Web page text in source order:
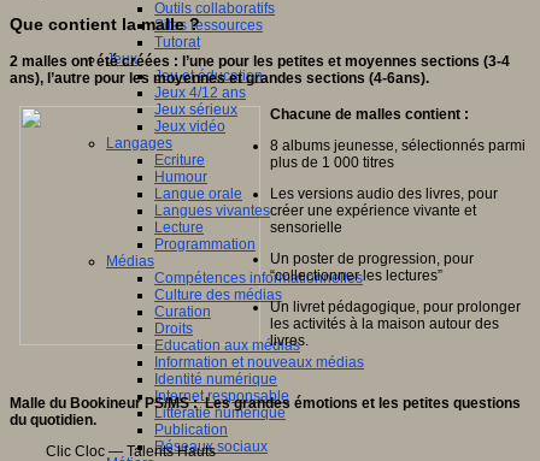
Outils collaboratifs
Sites ressources
Tutorat
Jeux
Jeu et éducation
Jeux 4/12 ans
Jeux sérieux
Jeux vidéo
Langages
Ecriture
Humour
Langue orale
Langues vivantes
Lecture
Programmation
Médias
Compétences informationnelles
Culture des médias
Curation
Droits
Education aux médias
Information et nouveaux médias
Identité numérique
Internet responsable
Littératie numérique
Publication
Réseaux sociaux
Que contient la malle ?
2 malles ont été créées : l’une pour les petites et moyennes sections (3-4
ans), l’autre pour les moyennes et grandes sections (4-6ans).
Chacune de malles contient :
8 albums jeunesse, sélectionnés parmi
plus de 1 000 titres
Les versions audio des livres, pour
créer une expérience vivante et
sensorielle
Un poster de progression, pour
“collectionner les lectures”
Un livret pédagogique, pour prolonger
les activités à la maison autour des
livres.
Malle du Bookineur PS/MS : Les grandes émotions et les petites questions
du quotidien.
Clic Cloc — Talents Hauts